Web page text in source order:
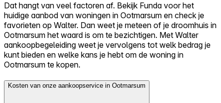
Dat hangt van veel factoren af. Bekijk Funda voor het
huidige aanbod van woningen in Ootmarsum en check je
favorieten op Walter. Dan weet je meteen of je droomhuis in
Ootmarsum het waard is om te bezichtigen. Met Walter
aankoopbegeleiding weet je vervolgens tot welk bedrag je
kunt bieden en welke kans je hebt om de woning in
Ootmarsum te kopen.
Kosten van onze aankoopservice in Ootmarsum